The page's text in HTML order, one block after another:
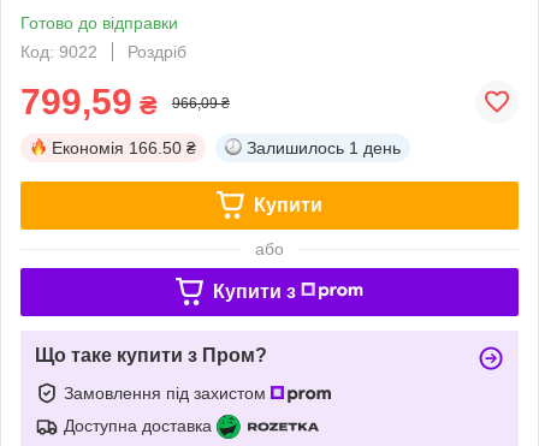
Готово до відправки
Код: 9022
Роздріб
799,59 ₴ 966,09 ₴
Економія 166.50 ₴ Залишилось 1 день
Купити
або
Купити з
Що таке купити з Пром?
Замовлення під захистом
Доступна доставка